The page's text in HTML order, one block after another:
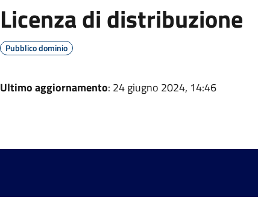
Licenza di distribuzione
Pubblico dominio
Ultimo aggiornamento: 24 giugno 2024, 14:46